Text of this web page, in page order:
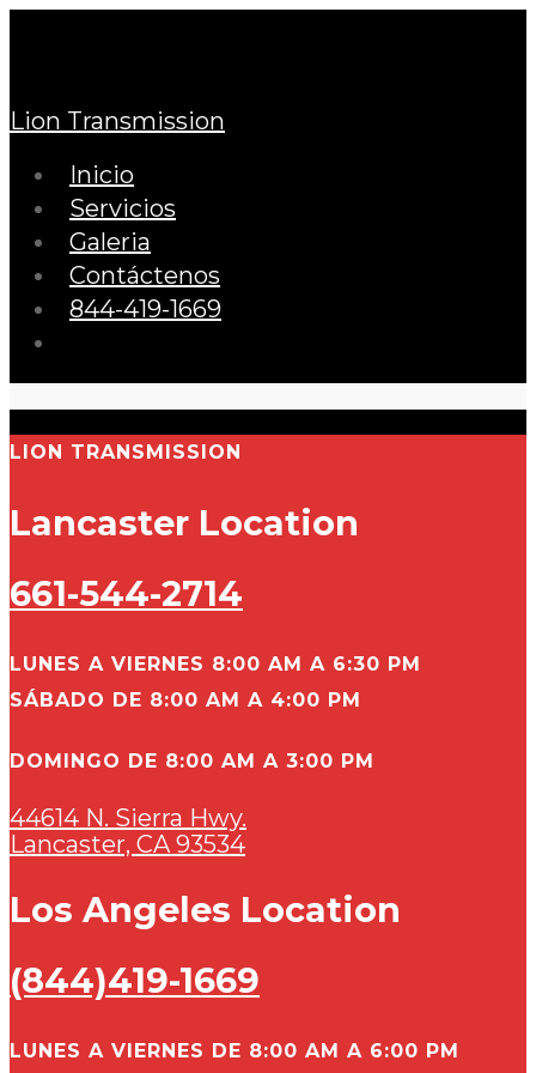
Lion Transmission
Inicio
Servicios
Galeria
Contáctenos
844-419-1669
LION TRANSMISSION
Lancaster Location
661-544-2714
LUNES A VIERNES 8:00 AM A 6:30 PM
SÁBADO DE 8:00 AM A 4:00 PM
DOMINGO DE 8:00 AM A 3:00 PM
44614 N. Sierra Hwy.
Lancaster, CA 93534
Los Angeles Location
(844)419-1669
LUNES A VIERNES DE 8:00 AM A 6:00 PM